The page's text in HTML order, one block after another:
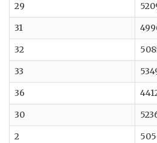
29
31
32
33
36
30
2